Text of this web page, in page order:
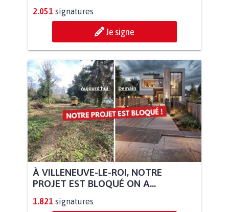
2.051 signatures
Je signe
À VILLENEUVE-LE-ROI, NOTRE
PROJET EST BLOQUÉ ON A...
1.821 signatures